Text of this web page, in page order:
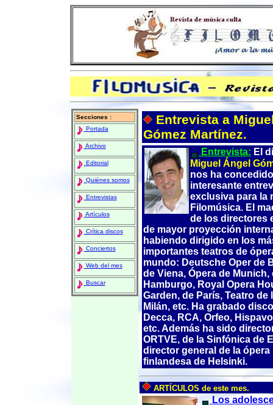
Secciones :
Portada
Archivo
Editorial
Quiénes somos
Entrevistas
Artículos
Crítica discos
Conciertos
Web del mes
Buscar
Entrevista a
Gómez Martínez.
Entrevista: El
Miguel Ángel
nos ha
interesante
exclusiva para la
Filomúsica. El
de los directores
de mayor proyección
habiendo dirigido en los
importantes teatros de
mundo: Deutsche Oper de
de Viena, Ópera de Munich,
Hamburgo, Royal Opera
Garden, de París, Teatro de
Milán, etc. Ha grabado
Decca, RCA, Orfeo,
etc. Además ha sido
ORTVE, de la Sinfónica de
director general de la ópera
finlandesa de Helsinki.
ARTÍCULOS de este mes.
Los